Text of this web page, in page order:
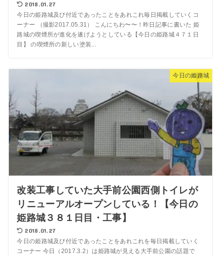
2018.01.27
今日の姫路城及び付近であったことをあれこれ毎日掲載していくコ
ーナー （撮影2017.05.31） こんにちわ〜〜！昨日記事に書いた 姫
路城の喫煙所が進化を遂げようとしている【今日の姫路城４７１日
目】 の喫煙所の新しい塗装...
今日の姫路城
改装工事していた大手前公園西側トイレが
リニューアルオープンしている！【今日の
姫路城３８１日目・工事】
2018.01.27
今日の姫路城及び付近であったことをあれこれを毎日掲載していく
コーナー 今日（2017.3.2）は姫路城が見える大手前公園の話題で